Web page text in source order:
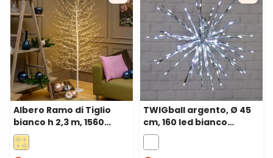
Albero Ramo di Tiglio
bianco h 2,3 m, 1560
microled bianco caldo,
uso interno
TWIGball argento, Ø 45
cm, 160 led bianco
freddo